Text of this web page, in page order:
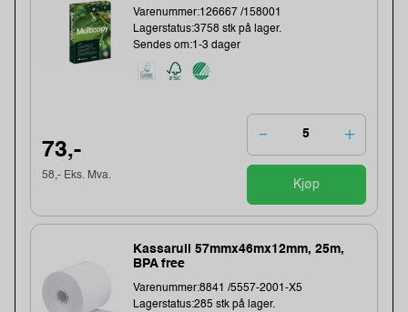
Varenummer:126667 /158001
Lagerstatus:3758 stk på lager.
Sendes om:1-3 dager
73,-
58,- Eks. Mva.
Kjøp
Kassarull 57mmx46mx12mm, 25m,
BPA free
Varenummer:8841 /5557-2001-X5
Lagerstatus:285 stk på lager.